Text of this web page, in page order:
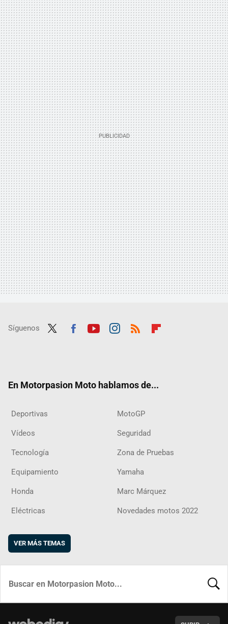
Síguenos
En Motorpasion Moto hablamos de...
Deportivas MotoGP
Vídeos Seguridad
Tecnología Zona de Pruebas
Equipamiento Yamaha
Honda Marc Márquez
Eléctricas Novedades motos 2022
VER MÁS TEMAS